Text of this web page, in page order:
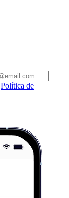
Política de